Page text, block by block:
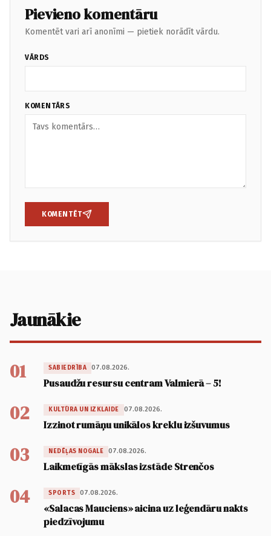
Pievieno komentāru
Komentēt vari arī anonīmi — pietiek norādīt vārdu.
VĀRDS
KOMENTĀRS
KOMENTĒT
Jaunākie
01 SABIEDRĪBA 07.08.2026.
Pusaudžu resursu centram Valmierā – 5!
02 KULTŪRA UN IZKLAIDE 07.08.2026.
Izzinot rumāņu unikālos kreklu izšuvumus
03 NEDĒĻAS NOGALE 07.08.2026.
Laikmetīgās mākslas izstāde Strenčos
04 SPORTS 07.08.2026.
«Salacas Mauciens» aicina uz leģendāru nakts
piedzīvojumu